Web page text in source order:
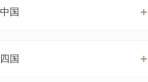
中国
四国